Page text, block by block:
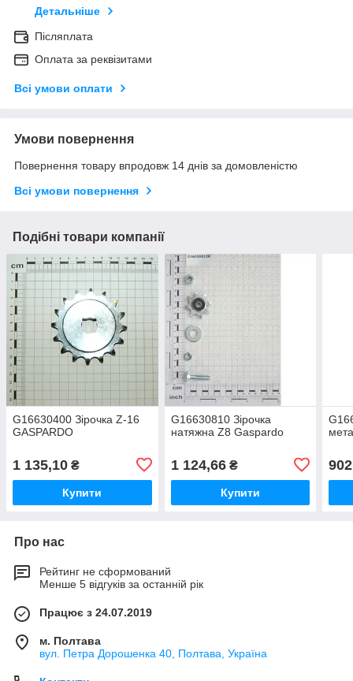
Детальніше
Післяплата
Оплата за реквізитами
Всі умови оплати
Умови повернення
Повернення товару впродовж 14 днів за домовленістю
Всі умови повернення
Подібні товари компанії
G16630400 Зірочка Z-16
GASPARDO
1 135,10 ₴
Купити
G16630810 Зірочка
натяжна Z8 Gaspardo
1 124,66₴
Купити
Про нас
Рейтинг не сформований
Менше 5 відгуків за останній рік
Працює з 24.07.2019
м. Полтава
вул. Петра Дорошенка 40, Полтава, Україна